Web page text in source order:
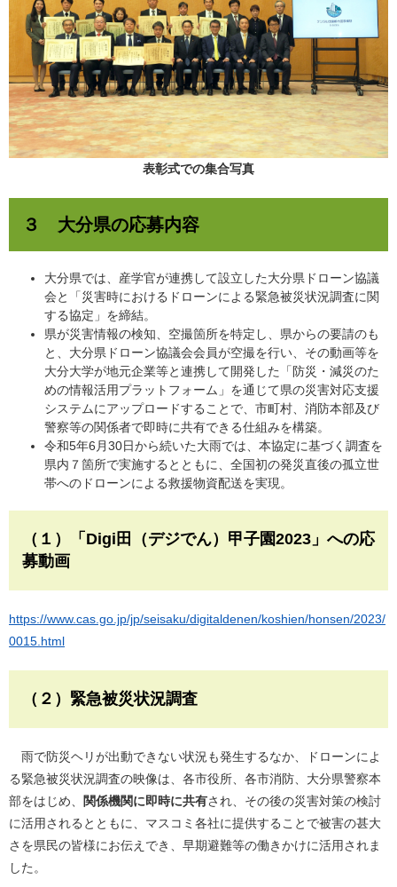
表彰式での集合写真
３ 大分県の応募内容
​大分県では、産学官が連携して設立した大分県ドローン協議
会と「災害時におけるドローンによる緊急被災状況調査に関
する協定」を締結。
県が災害情報の検知、空撮箇所を特定し、県からの要請のも
と、大分県ドローン協議会会員が空撮を行い、その動画等を
大分大学が地元企業等と連携して開発した「防災・減災のた
めの情報活用プラットフォーム」を通じて県の災害対応支援
システムにアップロードすることで、市町村、消防本部及び
警察等の関係者で即時に共有できる仕組みを構築。
令和5年6月30日から続いた大雨では、本協定に基づく調査を
県内７箇所で実施するとともに、全国初の発災直後の孤立世
帯へのドローンによる救援物資配送を実現。
（１）「 Digi 田（デジでん）甲子園2023」への応
募動画
https://www.cas.go.jp/jp/seisaku/digitaldenen/koshien/honsen/2023/
0015.html
（２）緊急被災状況調査
雨で防災ヘリが出動できない状況も発生するなか、ドローンによ
る緊急被災状況調査の映像は、各市役所、各市消防、大分県警察本
部をはじめ、
関係機関に即時に共有され、その後の災害対策の検討
に活用されるとともに、マスコミ各社に提供することで被害の甚大
さを県民の皆様にお伝えでき、早期避難等の働きかけに活用されま
した。